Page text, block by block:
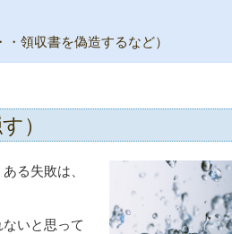
領収書を偽造するなど）
）
る失敗は、
いと思って